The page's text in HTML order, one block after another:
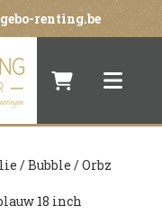
renting.be
Naar Toggle
/ Bubble / Orbz
18 inch